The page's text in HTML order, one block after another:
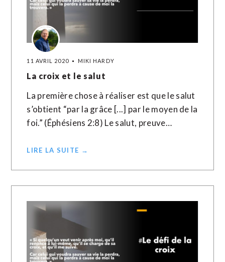
11 AVRIL 2020 MIKI HARDY
La croix et le salut
La première chose à réaliser est que le salut
s’obtient “par la grâce [...] par le moyen de la
foi.” (Éphésiens 2:8) Le salut, preuve…
LIRE LA SUITE →